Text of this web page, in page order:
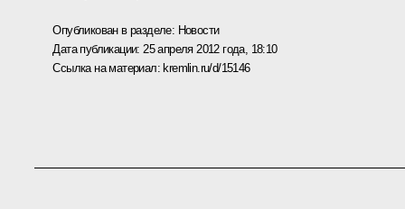
Опубликован в разделе: Новости
Дата публикации: 25 апреля 2012 года, 18:10
Ссылка на материал: kremlin.ru/d/15146